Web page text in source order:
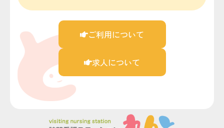
ご利用について
求人について